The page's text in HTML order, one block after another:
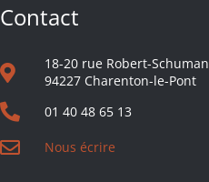
Contact
18-20 rue Robert-Schuman
94227 Charenton-le-Pont
01 40 48 65 13
Nous écrire